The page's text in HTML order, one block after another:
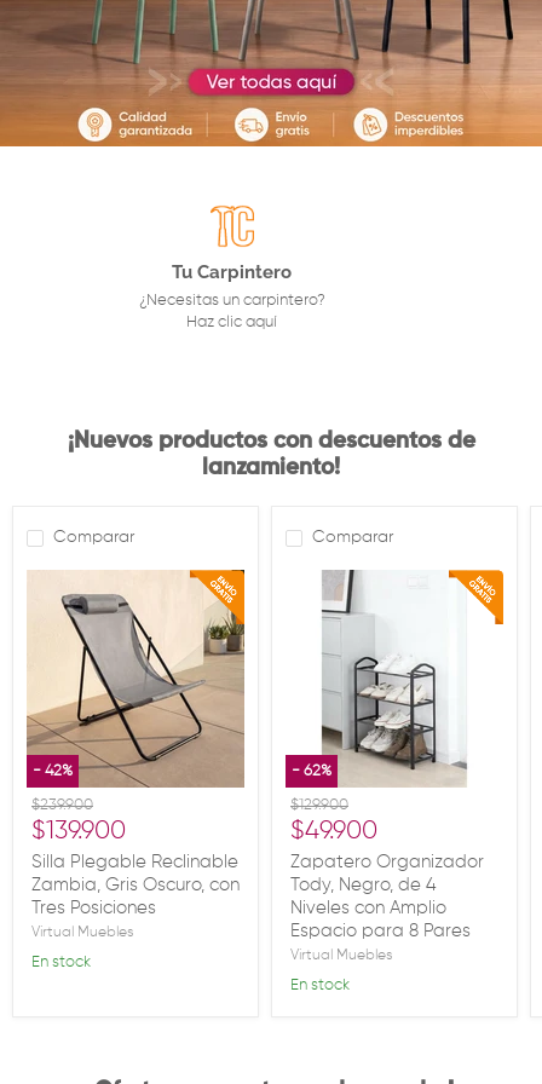
Diapositiva 1
Diapositiva 2
Diapositiva 3
Diapositiva 4
Diapositiva 5
Tu Carpintero
¿Necesitas un carpintero?
Haz clic aquí
¡Nuevos productos con descuentos de
lanzamiento!
Comparar
- 42%
Precio original
$239.900
Precio actual
$139.900
Silla Plegable Reclinable
Zambia, Gris Oscuro, con
Tres Posiciones
Virtual Muebles
En stock
Comparar
- 62%
Precio original
$129.900
Precio actual
$49.900
Zapatero Organizador
Tody, Negro, de 4
Niveles con Amplio
Espacio para 8 Pares
Virtual Muebles
En stock